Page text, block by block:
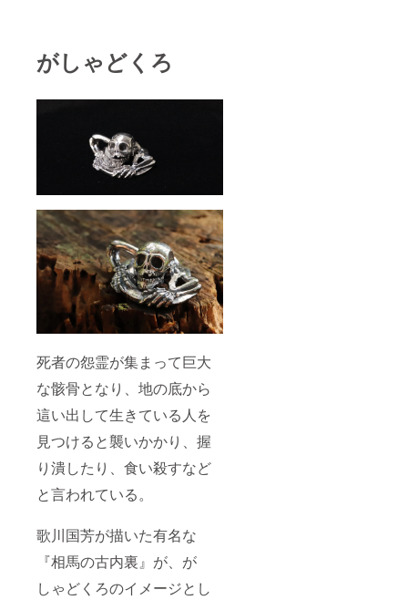
がしゃどくろ
死者の怨霊が集まって巨大
な骸骨となり、地の底から
這い出して生きている人を
見つけると襲いかかり、握
り潰したり、食い殺すなど
と言われている。
歌川国芳が描いた有名な
『相馬の古内裏』が、が
しゃどくろのイメージとし